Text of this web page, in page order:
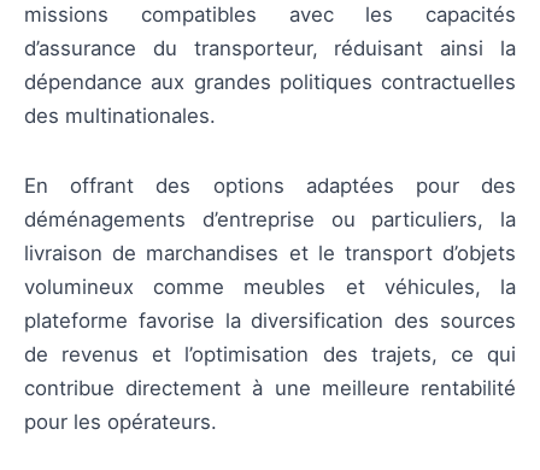
missions compatibles avec les capacités
d’assurance du transporteur, réduisant ainsi la
dépendance aux grandes politiques contractuelles
des multinationales.
En offrant des options adaptées pour des
déménagements d’entreprise ou particuliers, la
livraison de marchandises et le transport d’objets
volumineux comme meubles et véhicules, la
plateforme favorise la diversification des sources
de revenus et l’optimisation des trajets, ce qui
contribue directement à une meilleure rentabilité
pour les opérateurs.